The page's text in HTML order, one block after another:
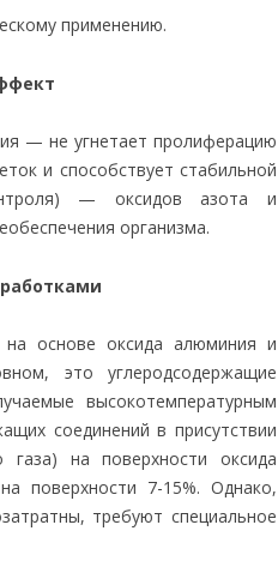
применению.
— не угнетает пролиферацию
и способствует стабильной
— оксидов азота и
организма.
на основе оксида алюминия и
это углеродсодержащие
высокотемпературным
соединений в присутствии
газа) на поверхности оксида
поверхности 7-15%. Однако,
требуют специальное